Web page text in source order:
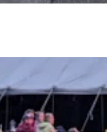
dicht bij elkaar. De